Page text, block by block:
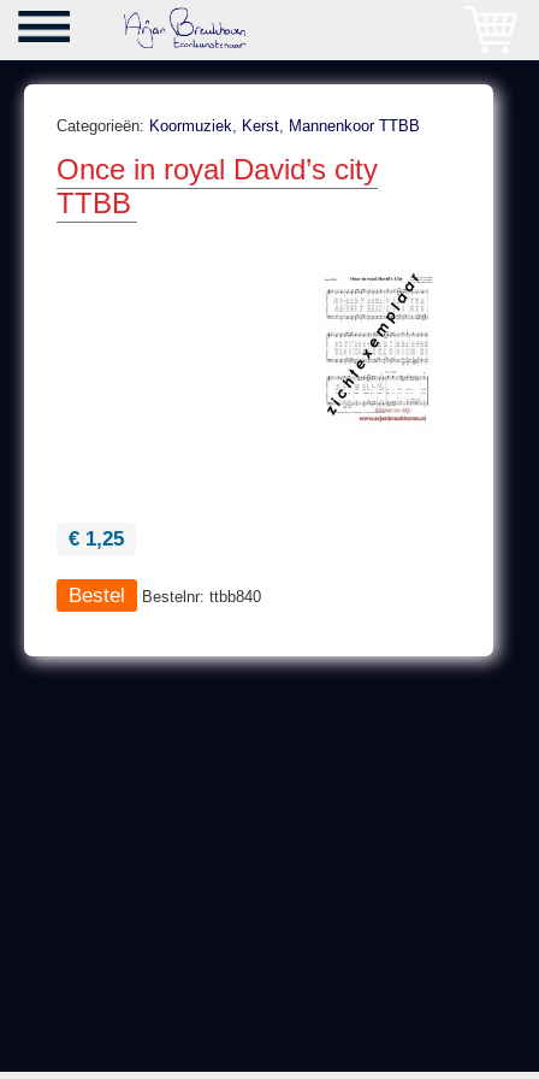
Categorieën: Koormuziek, Kerst, Mannenkoor TTBB
Once in royal David’s city
TTBB
€ 1,25
Bestelnr: ttbb840